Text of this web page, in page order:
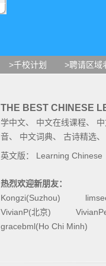
>千校计划 >聘请区域
THE BEST CHINESE
学中文、 中文在线课程、
音、 中文词典、 古诗精选
英文版： Learning Chinese
热烈欢迎新朋友：
Kongzi(Suzhou)
VivianP(北京)
gracebml(Ho Chi Minh)